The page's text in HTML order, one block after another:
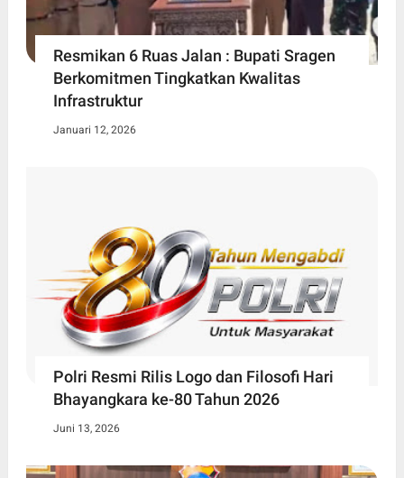
Resmikan 6 Ruas Jalan : Bupati Sragen
Berkomitmen Tingkatkan Kwalitas
Infrastruktur
Januari 12, 2026
Polri Resmi Rilis Logo dan Filosofi Hari
Bhayangkara ke-80 Tahun 2026
Juni 13, 2026